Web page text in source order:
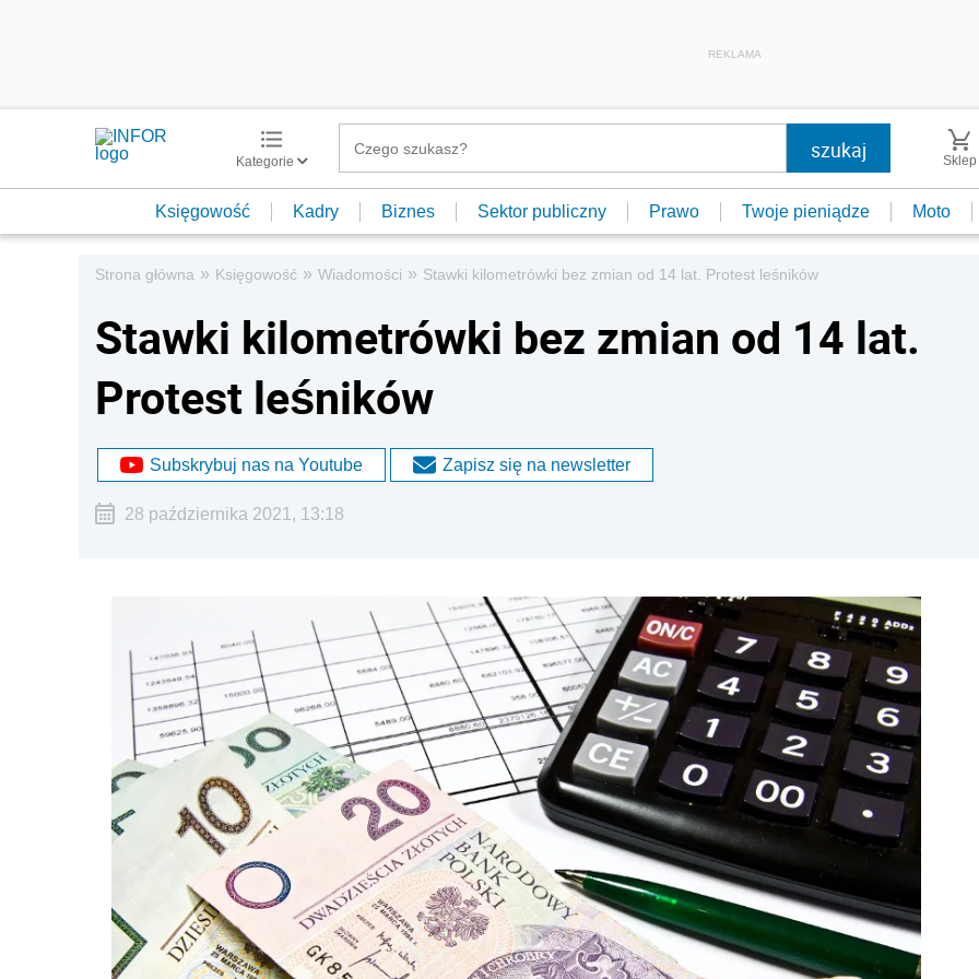
REKLAMA
Kategorie Sklep
Księgowość Kadry Biznes Sektor publiczny Prawo Twoje pieniądze Moto
Strona główna » Księgowość » Wiadomości » Stawki kilometrówki bez zmian od 14 lat. Protest leśników
Stawki kilometrówki bez zmian od 14 lat.
Protest leśników
Subskrybuj nas na Youtube Zapisz się na newsletter
28 października 2021, 13:18